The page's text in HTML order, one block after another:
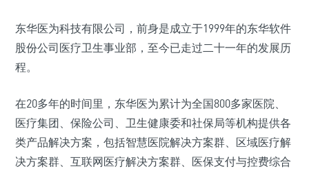
东华医为科技有限公司，前身是成立于1999年的东华软件
股份公司医疗卫生事业部，至今已走过二十一年的发展历
程。
在20多年的时间里，东华医为累计为全国800多家医院、
医疗集团、保险公司、卫生健康委和社保局等机构提供各
类产品解决方案，包括智慧医院解决方案群、区域医疗解
决方案群、互联网医疗解决方案群、医保支付与控费综合